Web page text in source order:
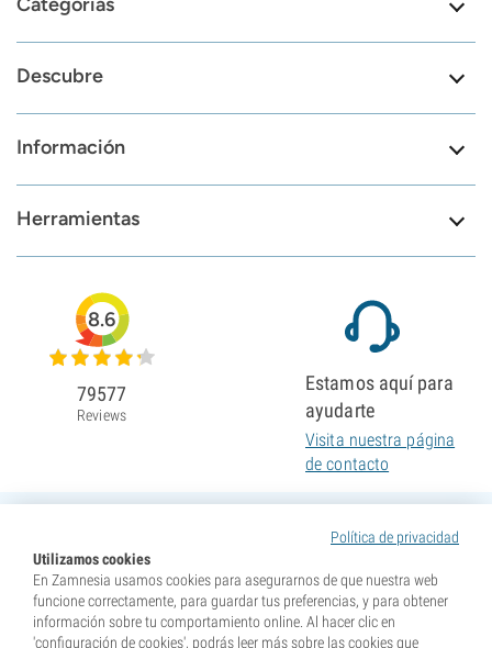
Descubre
Información
Herramientas
Política de privacidad
Utilizamos cookies
En Zamnesia usamos cookies para asegurarnos de que nuestra web
funcione correctamente, para guardar tus preferencias, y para obtener
información sobre tu comportamiento online. Al hacer clic en
'configuración de cookies', podrás leer más sobre las cookies que
8.6
79577
Reviews
Estamos aquí para
ayudarte
Visita nuestra página
de contacto